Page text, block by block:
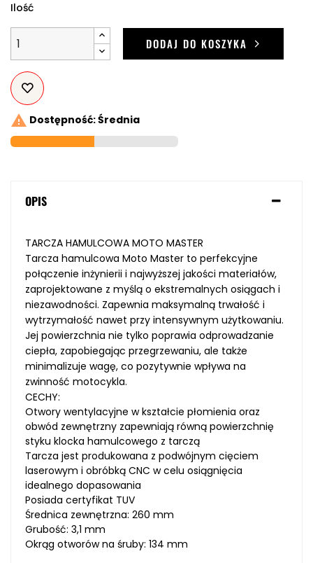
Ilość
DODAJ DO KOSZYKA
 Dostępność: Średnia
OPIS
TARCZA HAMULCOWA MOTO MASTER
Tarcza hamulcowa Moto Master to perfekcyjne
połączenie inżynierii i najwyższej jakości materiałów,
zaprojektowane z myślą o ekstremalnych osiągach i
niezawodności. Zapewnia maksymalną trwałość i
wytrzymałość nawet przy intensywnym użytkowaniu.
Jej powierzchnia nie tylko poprawia odprowadzanie
ciepła, zapobiegając przegrzewaniu, ale także
minimalizuje wagę, co pozytywnie wpływa na
zwinność motocykla.
CECHY:
Otwory wentylacyjne w kształcie płomienia oraz
obwód zewnętrzny zapewniają równą powierzchnię
styku klocka hamulcowego z tarczą
Tarcza jest produkowana z podwójnym cięciem
laserowym i obróbką CNC w celu osiągnięcia
idealnego dopasowania
Posiada certyfikat TUV
Średnica zewnętrzna: 260 mm
Grubość: 3,1 mm
Okrąg otworów na śruby: 134 mm